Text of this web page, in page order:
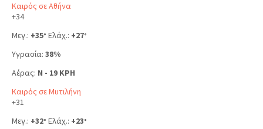
Καιρός σε Αθήνα
+34
Μεγ.: +35° Ελάχ.: +27°
Υγρασία: 38%
Αέρας: N - 19 KPH
Καιρός σε Μυτιλήνη
+31
Μεγ.: +32° Ελάχ.: +23°